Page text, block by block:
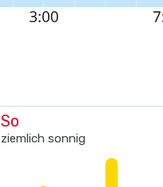
So
ziemlich sonnig